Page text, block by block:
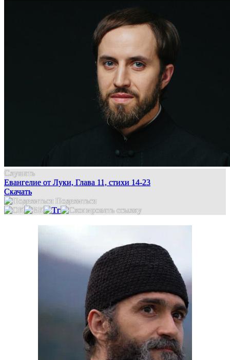
Слушать
Евангелие от Луки, Глава 11, стихи 14-23
Скачать
Поделиться